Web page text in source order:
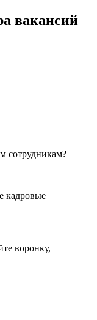
вакансий
сотрудникам?
кадровые
воронку,